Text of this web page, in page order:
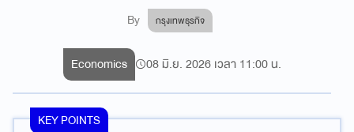
By กรุงเทพธุรกิจ
Economics 08 มิ.ย. 2026 เวลา 11:00 น.
KEY POINTS